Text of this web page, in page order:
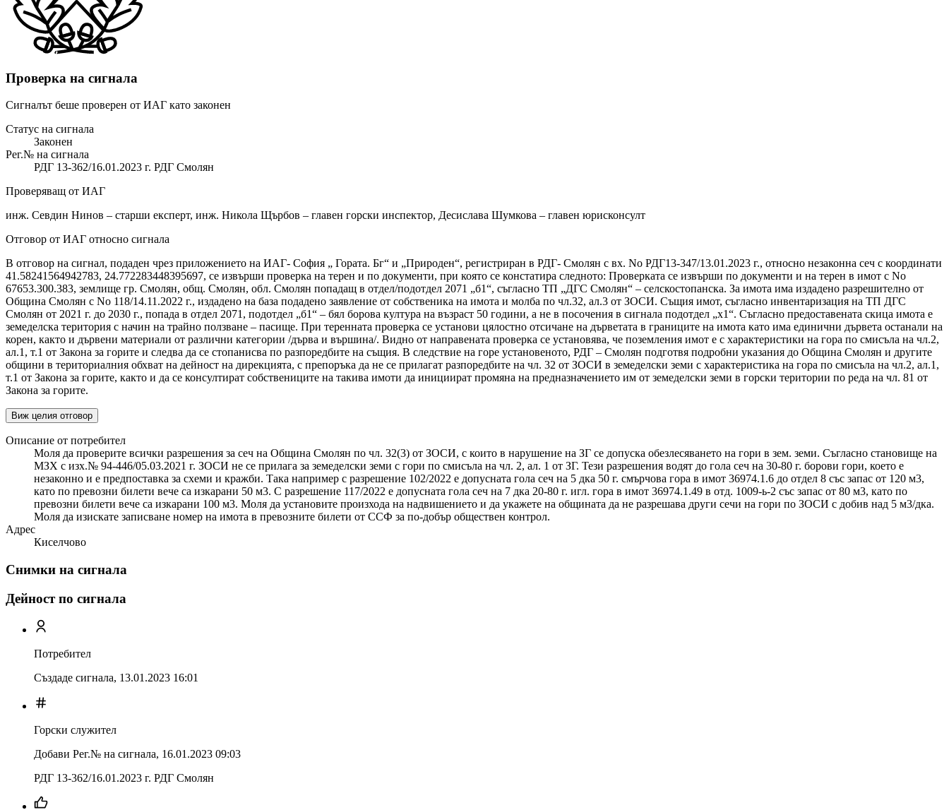
Проверка на сигнала
Сигналът беше проверен от ИАГ като законен
Статус на сигнала
Законен
Рег.№ на сигнала
РДГ 13-362/16.01.2023 г. РДГ Смолян
Проверяващ от ИАГ
инж. Севдин Нинов – старши експерт, инж. Никола Щърбов – главен горски инспектор, Десислава Шумкова – главен юрисконсулт
Отговор от ИАГ относно сигнала
В отговор на сигнал, подаден чрез приложението на ИАГ- София „ Гората. Бг“ и „Природен“, регистриран в РДГ- Смолян с вх. No РДГ13-347/13.01.2023 г., относно незаконна сеч с координати
41.58241564942783, 24.772283448395697, се извърши проверка на терен и по документи, при която се констатира следното: Проверката се извърши по документи и на терен в имот с No
67653.300.383, землище гр. Смолян, общ. Смолян, обл. Смолян попадащ в отдел/подотдел 2071 „б1“, съгласно ТП „ДГС Смолян“ – селскостопанска. За имота има издадено разрешително от
Община Смолян с No 118/14.11.2022 г., издадено на база подадено заявление от собственика на имота и молба по чл.32, ал.3 от ЗОСИ. Същия имот, съгласно инвентаризация на ТП ДГС
Смолян от 2021 г. до 2030 г., попада в отдел 2071, подотдел „б1“ – бял борова култура на възраст 50 години, а не в посочения в сигнала подотдел „х1“. Съгласно предоставената скица имота е
земеделска територия с начин на трайно ползване – пасище. При теренната проверка се установи цялостно отсичане на дърветата в границите на имота като има единични дървета останали на
корен, както и дървени материали от различни категории /дърва и вършина/. Видно от направената проверка се установява, че поземления имот е с характеристики на гора по смисъла на чл.2,
ал.1, т.1 от Закона за горите и следва да се стопанисва по разпоредбите на същия. В следствие на горе установеното, РДГ – Смолян подготвя подробни указания до Община Смолян и другите
общини в териториалния обхват на дейност на дирекцията, с препоръка да не се прилагат разпоредбите на чл. 32 от ЗОСИ в земеделски земи с характеристика на гора по смисъла на чл.2, ал.1,
т.1 от Закона за горите, както и да се консултират собствениците на такива имоти да инициират промяна на предназначението им от земеделски земи в горски територии по реда на чл. 81 от
Закона за горите.
Виж целия отговор
Описание от потребител
Моля да проверите всички разрешения за сеч на Община Смолян по чл. 32(3) от ЗОСИ, с които в нарушение на ЗГ се допуска обезлесяването на гори в зем. земи. Съгласно становище на
МЗХ с изх.№ 94-446/05.03.2021 г. ЗОСИ не се прилага за земеделски земи с гори по смисъла на чл. 2, ал. 1 от ЗГ. Тези разрешения водят до гола сеч на 30-80 г. борови гори, което е
незаконно и е предпоставка за схеми и кражби. Така например с разрешение 102/2022 е допусната гола сеч на 5 дка 50 г. смърчова гора в имот 36974.1.6 до отдел 8 със запас от 120 м3,
като по превозни билети вече са изкарани 50 м3. С разрешение 117/2022 е допусната гола сеч на 7 дка 20-80 г. игл. гора в имот 36974.1.49 в отд. 1009-ь-2 със запас от 80 м3, като по
превозни билети вече са изкарани 100 м3. Моля да установите произхода на надвишението и да укажете на общината да не разрешава други сечи на гори по ЗОСИ с добив над 5 м3/дка.
Моля да изискате записване номер на имота в превозните билети от ССФ за по-добър обществен контрол.
Адрес
Киселчово
Снимки на сигнала
Дейност по сигнала
Потребител
Създаде сигнала, 13.01.2023 16:01
Горски служител
Добави Рег.№ на сигнала, 16.01.2023 09:03
РДГ 13-362/16.01.2023 г. РДГ Смолян